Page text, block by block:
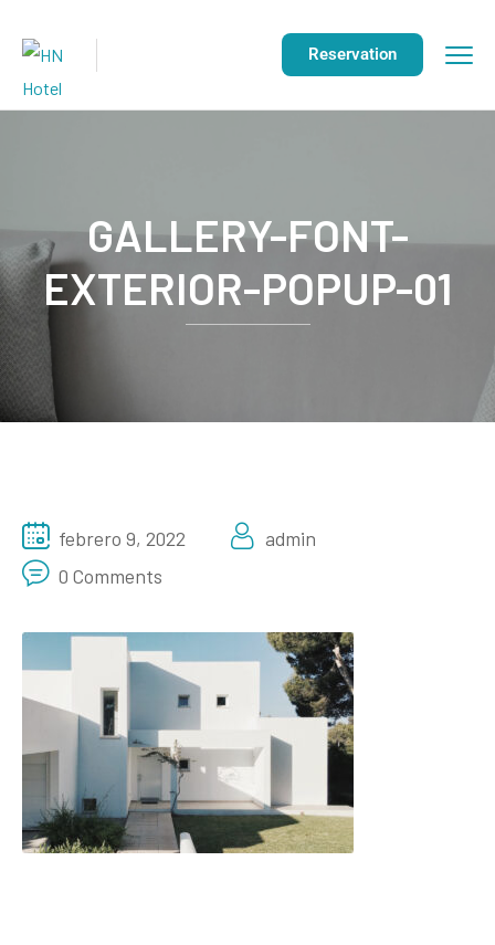
Reservation
GALLERY-FONT-
EXTERIOR-POPUP-01
febrero 9, 2022
admin
0 Comments